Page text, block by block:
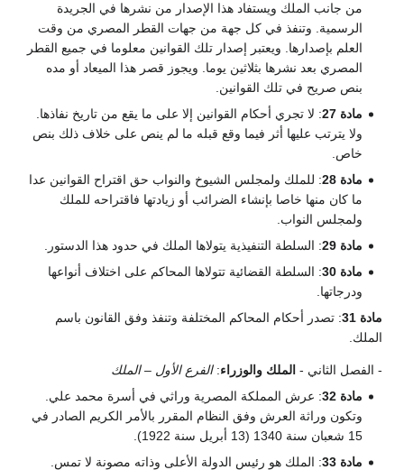
من جانب الملك ويستفاد هذا الإصدار من نشرها في الجريدة
الرسمية. وتنفذ في كل جهة من جهات القطر المصري من وقت
العلم بإصدارها. ويعتبر إصدار تلك القوانين معلوما في جميع القطر
المصري بعد نشرها بثلاثين يوما. ويجوز قصر هذا الميعاد أو مده
بنص صريح في تلك القوانين.
مادة 27
: لا تجري أحكام القوانين إلا على ما يقع من تاريخ نفاذها.
ولا يترتب عليها أثر فيما وقع قبله ما لم ينص على خلاف ذلك بنص
خاص.
مادة 28
: للملك ولمجلس الشيوخ والنواب حق اقتراح القوانين عدا
ما كان منها خاصا بإنشاء الضرائب أو زيادتها فاقتراحه للملك
ولمجلس النواب.
مادة 29
: السلطة التنفيذية يتولاها الملك في حدود هذا الدستور.
مادة 30
: السلطة القضائية تتولاها المحاكم على اختلاف أنواعها
ودرجاتها.
مادة 31
: تصدر أحكام المحاكم المختلفة وتنفذ وفق القانون باسم
الملك.
- الفصل الثاني - الملك والوزراء:الفرع الأول – الملك
مادة 32
: عرش المملكة المصرية وراثي في أسرة محمد علي.
وتكون وراثة العرش وفق النظام المقرر بالأمر الكريم الصادر في
15 شعبان سنة 1340 (13 أبريل سنة 1922).
مادة 33
: الملك هو رئيس الدولة الأعلى وذاته مصونة لا تمس.